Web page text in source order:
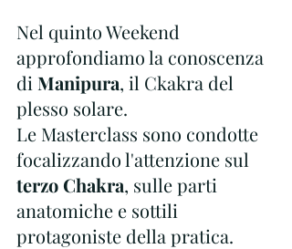
Nel quinto Weekend
approfondiamo la conoscenza
di Manipura, il Ckakra del
plesso solare.
Le Masterclass sono condotte
focalizzando l'attenzione sul
terzo Chakra, sulle parti
anatomiche e sottili
protagoniste della pratica.